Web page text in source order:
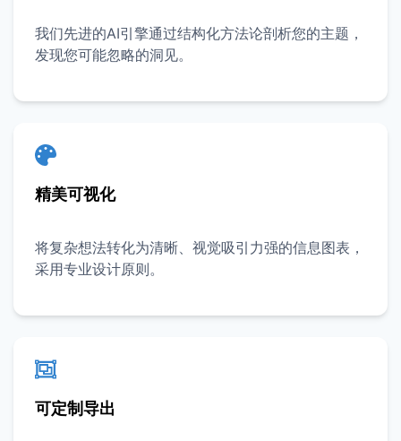
我们先进的AI引擎通过结构化方法论剖析您的主题，
发现您可能忽略的洞见。
精美可视化
将复杂想法转化为清晰、视觉吸引力强的信息图表，
采用专业设计原则。
可定制导出